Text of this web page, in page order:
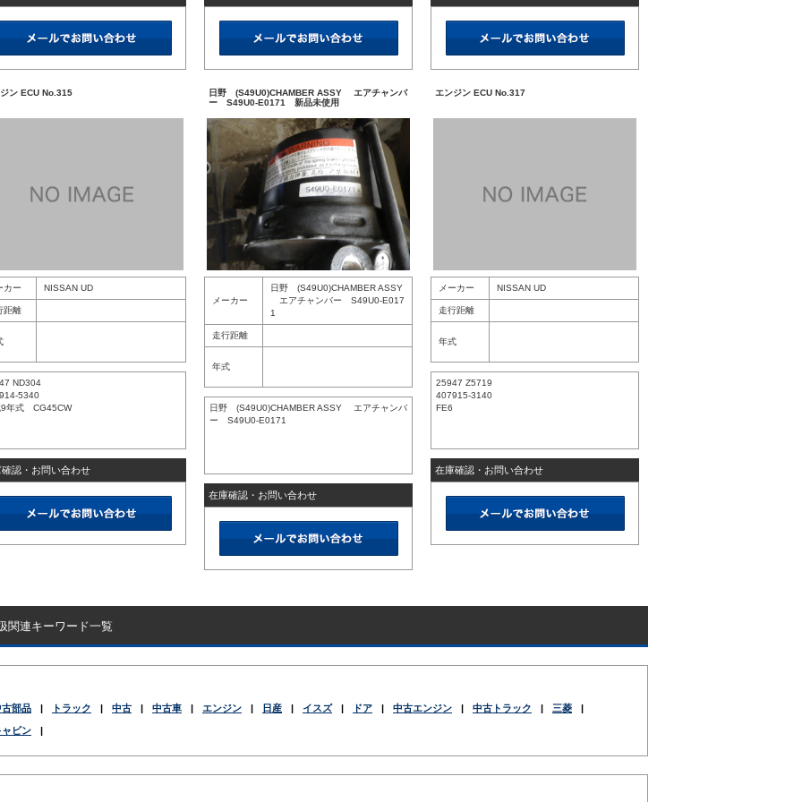
ン ECU No.315
カー NISSAN UD
距離
ND304
5340
9年式 CG45CW
確認・お問い合わせ
日野 (S49U0)CHAMBER ASSY エアチャンバ
ー S49U0-E0171 新品未使用
メーカー
日野 (S49U0)CHAMBER ASSY
エアチャンバー S49U0-E017
1
走行距離
年式
日野 (S49U0)CHAMBER ASSY エアチャンバ
ー S49U0-E0171
在庫確認・お問い合わせ
エンジン ECU No.317
メーカー NISSAN UD
走行距離
年式
25947 Z5719
407915-3140
FE6
在庫確認・お問い合わせ
関連キーワード一覧
古部品 | トラック | 中古 | 中古車 | エンジン | 日産 | イスズ | ドア | 中古エンジン | 中古トラック | 三菱 |
ャビン |